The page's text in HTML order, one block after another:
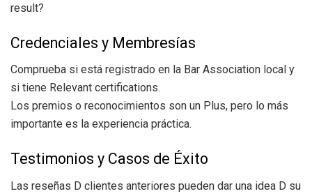
result?
Credenciales y Membresías
Comprueba si está registrado en la Bar Association local y
si tiene Relevant certifications.
Los premios o reconocimientos son un Plus, pero lo más
importante es la experiencia práctica.
Testimonios y Casos de Éxito
Las reseñas D clientes anteriores pueden dar una idea D su